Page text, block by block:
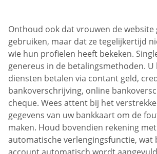
Onthoud ook dat vrouwen de website
gebruiken, maar dat ze tegelijkertijd
wie hun profielen heeft bekeken.
genereus in de betalingsmethoden.
diensten betalen via contant geld,
bankoverschrijving, online
cheque. Wees attent bij het
gegevens van uw bankkaart om de
maken. Houd bovendien rekening
automatische verlengingsfunctie, wat